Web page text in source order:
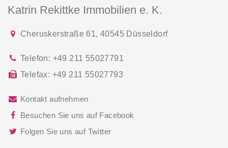
Katrin Rekittke Immobilien e. K.
Cheruskerstraße 61, 40545 Düsseldorf
Telefon: +49 211 55027791
Telefax: +49 211 55027793
Kontakt aufnehmen
Besuchen Sie uns auf Facebook
Folgen Sie uns auf Twitter